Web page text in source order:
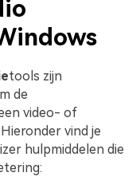
tools zijn
de
video- of
vind je
hulpmiddelen die